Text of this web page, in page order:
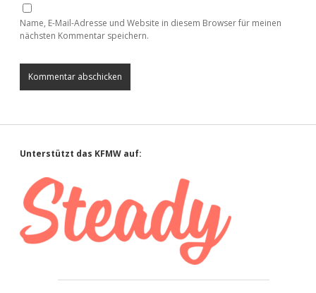
Name, E-Mail-Adresse und Website in diesem Browser für meinen
nächsten Kommentar speichern.
Sidebar
Unterstützt das KFMW auf: